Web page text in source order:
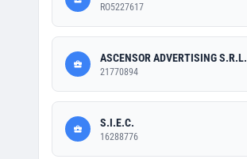
RO5227617
ASCENSOR ADVERTISING S.R.L.
21770894
S.I.E.C.
16288776